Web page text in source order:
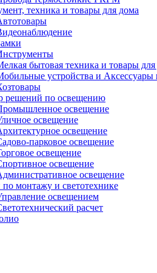
техника и товары для дома
бытовая техника и товары для
устройства и Аксессуары
решений по освещению
освещение
освещение
освещение
парковое освещение
освещение
освещение
освещение
по монтажу и светотехнике
освещением
расчет